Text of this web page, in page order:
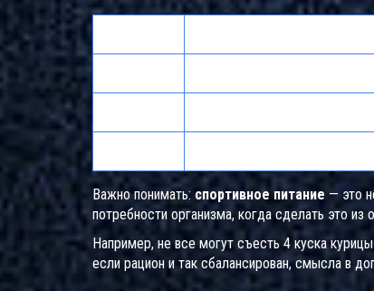
Важно понимать:спортивное питание — это
потребности организма, когда сделать это
Например, не все могут съесть 4 куска
если рацион и так сбалансирован, смысла в